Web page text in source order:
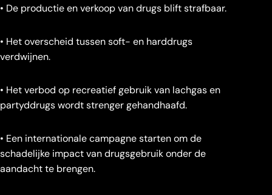
• De productie en verkoop van drugs blift strafbaar.
• Het overscheid tussen soft- en harddrugs
verdwijnen.
• Het verbod op recreatief gebruik van lachgas en
partyddrugs wordt strenger gehandhaafd.
• Een internationale campagne starten om de
schadelijke impact van drugsgebruik onder de
aandacht te brengen.